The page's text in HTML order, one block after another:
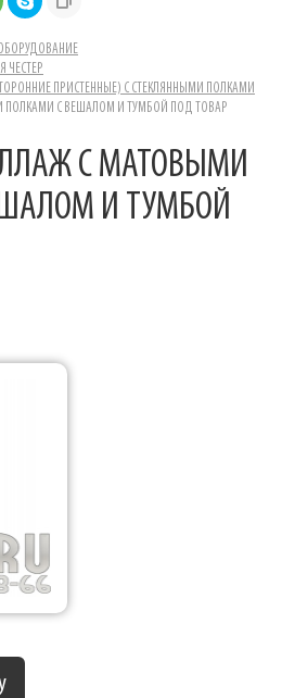
ЧЕСТЕР
ПРИСТЕННЫЕ) С СТЕКЛЯННЫМИ ПОЛКАМИ
ПОЛКАМИ С ВЕШАЛОМ И ТУМБОЙ ПОД ТОВАР
С МАТОВЫМИ
И ТУМБОЙ